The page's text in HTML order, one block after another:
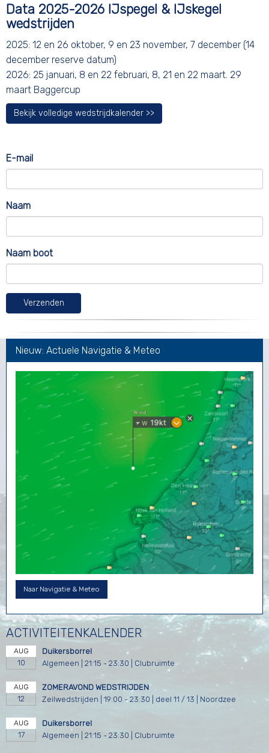
Data 2025-2026 IJspegel & IJskegel
wedstrijden
2025: 12 en 26 oktober, 9 en 23 november, 7 december (14
december reserve datum)
2026: 25 januari, 8 en 22 februari, 8, 21 en 22 maart. 29
maart Baggercup
Bekijk volledige wedstrijdkalender >>
E-mail
Naam
Naam boot
Verzenden
Nieuw: Actuele Navigatie & Meteo
Naar Navigatie & Meteo
ACTIVITEITENKALENDER
AUG
10
Duikersborrel
Algemeen | 21:15 - 23:30 | Clubruimte
AUG
12
ZOMERAVOND WEDSTRIJDEN
Zeilwedstrijden | 19:00 - 23:30 | deel 11 / 13 | Noordzee
AUG
17
Duikersborrel
Algemeen | 21:15 - 23:30 | Clubruimte